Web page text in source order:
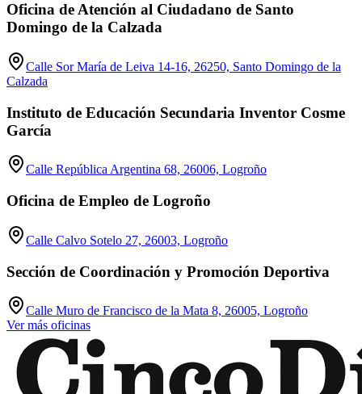
Oficina de Atención al Ciudadano de Santo
Domingo de la Calzada
Calle Sor María de Leiva 14-16, 26250, Santo Domingo de la
Calzada
Instituto de Educación Secundaria Inventor Cosme
García
Calle República Argentina 68, 26006, Logroño
Oficina de Empleo de Logroño
Calle Calvo Sotelo 27, 26003, Logroño
Sección de Coordinación y Promoción Deportiva
Calle Muro de Francisco de la Mata 8, 26005, Logroño
Ver más oficinas